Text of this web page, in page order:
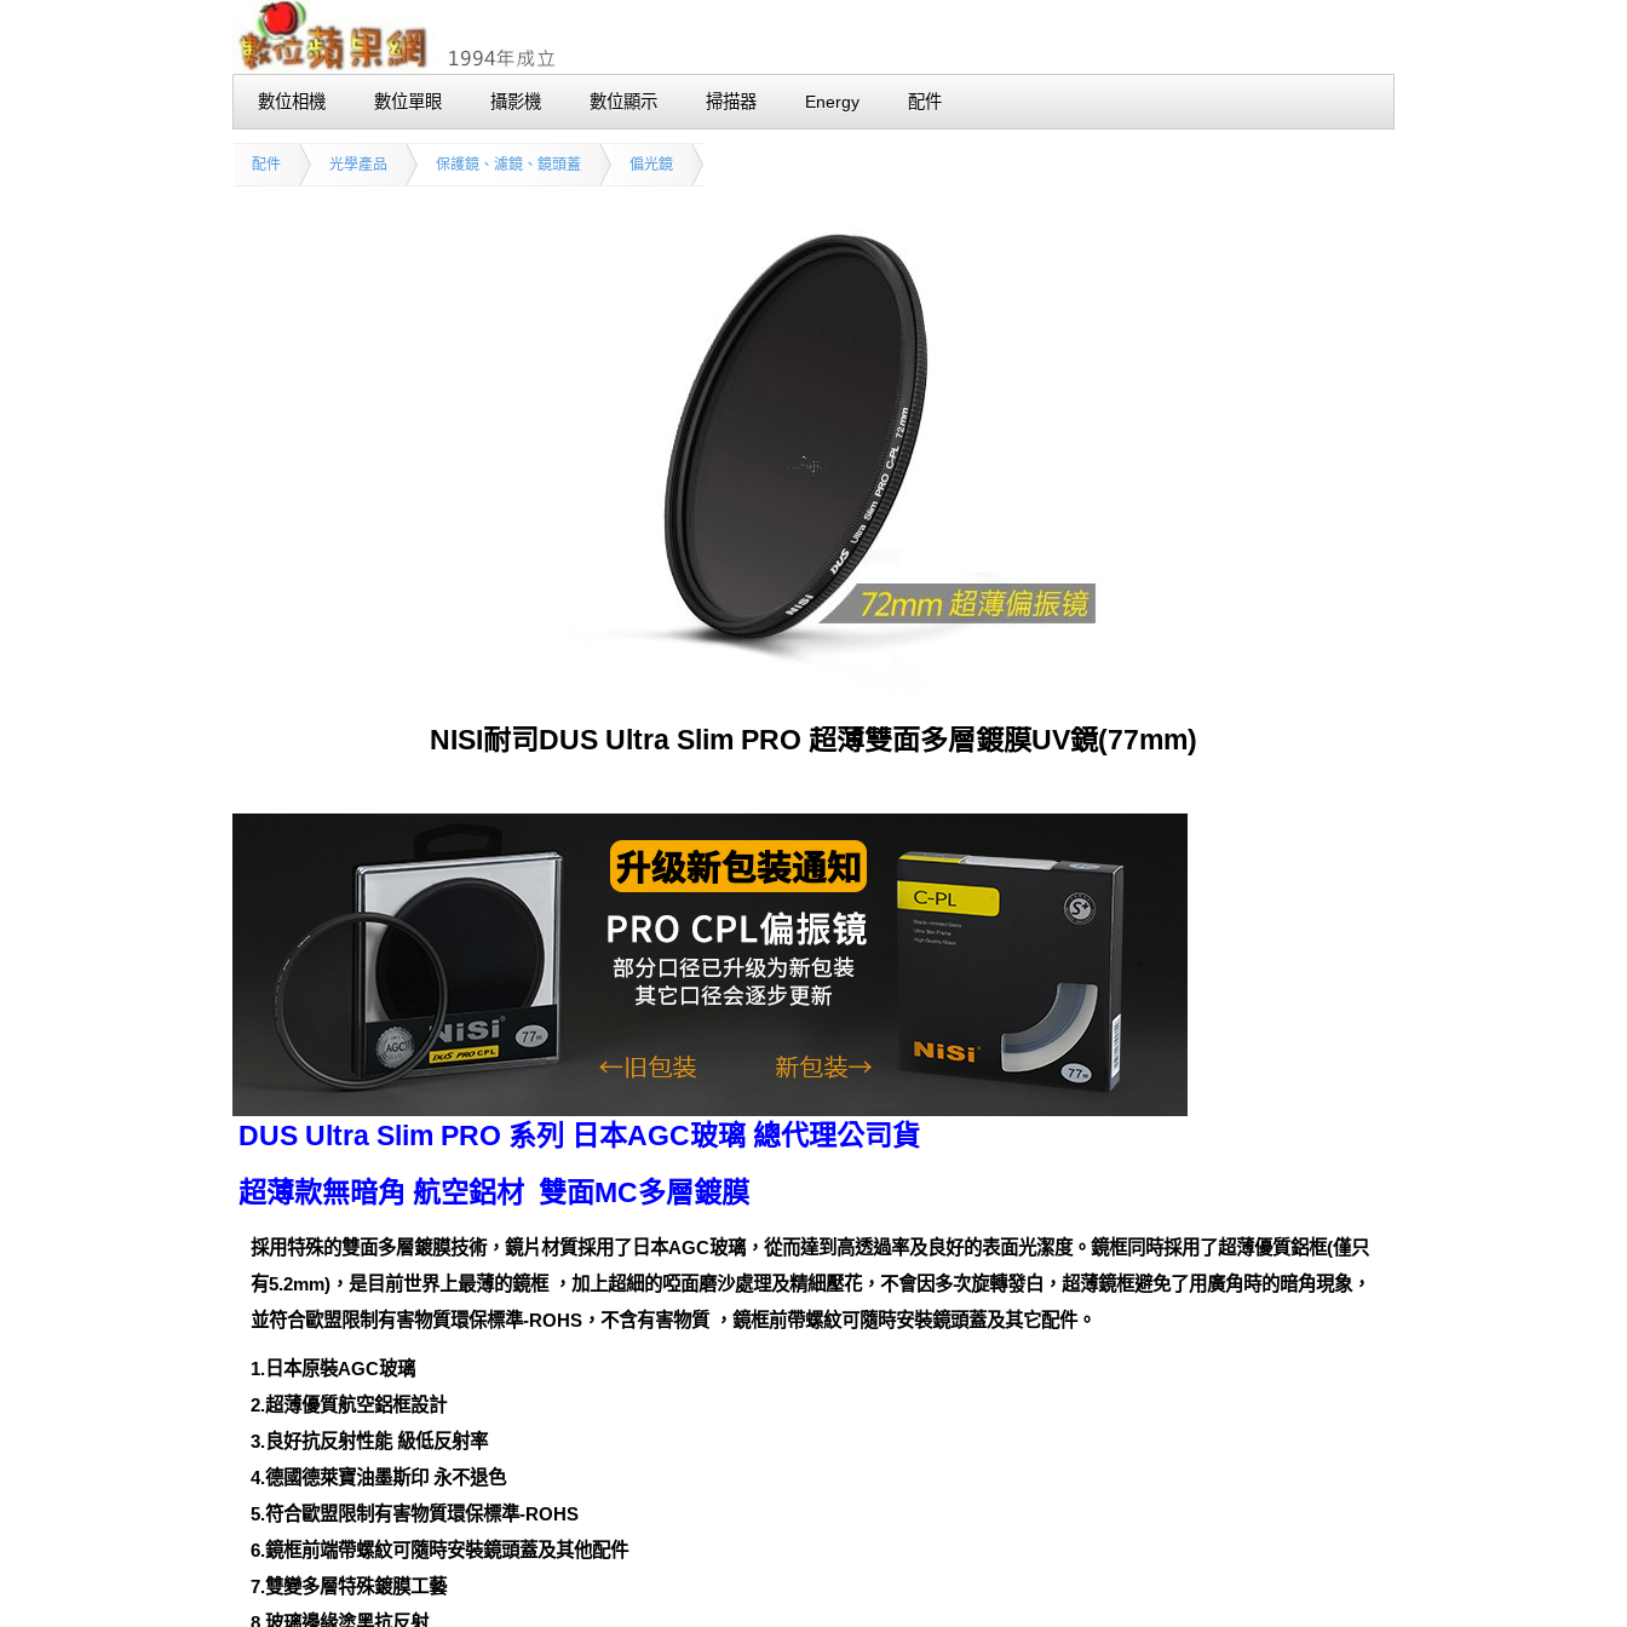
數位相機 數位單眼 攝影機 數位顯示 掃描器 Energy 配件
配件 光學產品 保護鏡、濾鏡、鏡頭蓋 偏光鏡
NISI耐司DUS Ultra Slim PRO 超薄雙面多層鍍膜UV鏡(77mm)
DUS Ultra Slim PRO 系列 日本AGC玻璃 總代理公司貨
超薄款無暗角 航空鋁材 雙面MC多層鍍膜
採用特殊的雙面多層鍍膜技術，鏡片材質採用了日本AGC玻璃，從而達到高透過率及良好的表面光潔度。鏡框同時採用了超薄優質鋁框(僅只
有5.2mm)，是目前世界上最薄的鏡框 ，加上超細的啞面磨沙處理及精細壓花，不會因多次旋轉發白，超薄鏡框避免了用廣角時的暗角現象，
並符合歐盟限制有害物質環保標準-ROHS，不含有害物質 ，鏡框前帶螺紋可隨時安裝鏡頭蓋及其它配件。
1.日本原裝AGC玻璃
2.超薄優質航空鋁框設計
3.良好抗反射性能 級低反射率
4.德國德萊寶油墨斯印 永不退色
5.符合歐盟限制有害物質環保標準-ROHS
6.鏡框前端帶螺紋可隨時安裝鏡頭蓋及其他配件
7.雙變多層特殊鍍膜工藝
8.玻璃邊緣塗黑抗反射